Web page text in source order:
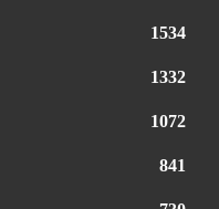
1534
1332
1072
841